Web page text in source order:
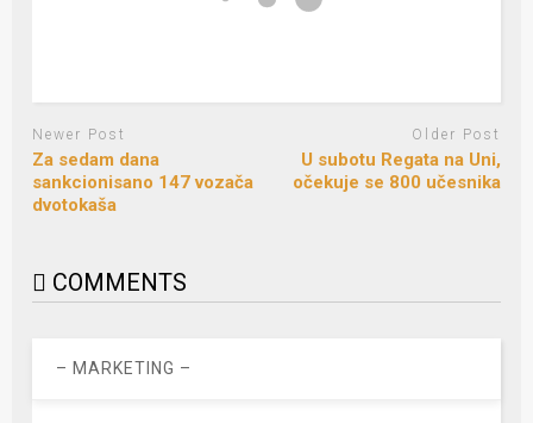
Newer Post
Za sedam dana
sankcionisano 147 vozača
dvotokaša
Older Post
U subotu Regata na Uni,
očekuje se 800 učesnika
COMMENTS
– MARKETING –